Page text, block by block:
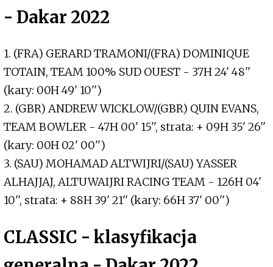
- Dakar 2022
1. (FRA) GERARD TRAMONI/(FRA) DOMINIQUE
TOTAIN, TEAM 100% SUD OUEST - 37H 24' 48''
(kary: 00H 49' 10'')
2. (GBR) ANDREW WICKLOW/(GBR) QUIN EVANS,
TEAM BOWLER - 47H 00' 15'', strata: + 09H 35' 26''
(kary: 00H 02' 00'')
3. (SAU) MOHAMAD ALTWIJRI/(SAU) YASSER
ALHAJJAJ, ALTUWAIJRI RACING TEAM - 126H 04'
10'', strata: + 88H 39' 21'' (kary: 66H 37' 00'')
CLASSIC - klasyfikacja